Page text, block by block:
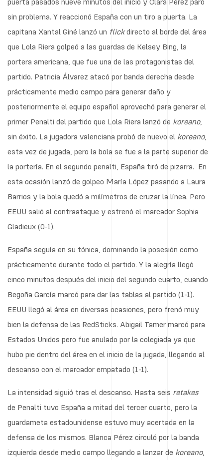
sin problema. Y reaccionó España con un tiro a puerta. La
capitana Xantal Giné lanzó un flickdirecto al borde del área
que Lola Riera golpeó a las guardas de Kelsey Bing, la
portera americana, que fue una de las protagonistas del
partido. Patricia Álvarez atacó por banda derecha desde
prácticamente medio campo para generar daño y
posteriormente el equipo español aprovechó para generar el
primer Penalti del partido que Lola Riera lanzó de koreano,
sin éxito. La jugadora valenciana probó de nuevo el koreano,
esta vez de jugada, pero la bola se fue a la parte superior de
la portería. En el segundo penalti, España tiró de pizarra. En
esta ocasión lanzó de golpeo María López pasando a Laura
Barrios y la bola quedó a milímetros de cruzar la línea. Pero
EEUU salió al contraataque y estrenó el marcador Sophia
Gladieux (0-1).
España seguía en su tónica, dominando la posesión como
prácticamente durante todo el partido. Y la alegría llegó
cinco minutos después del inicio del segundo cuarto, cuando
Begoña García marcó para dar las tablas al partido (1-1).
EEUU llegó al área en diversas ocasiones, pero frenó muy
bien la defensa de las RedSticks. Abigail Tamer marcó para
Estados Unidos pero fue anulado por la colegiada ya que
hubo pie dentro del área en el inicio de la jugada, llegando al
descanso con el marcador empatado (1-1).
La intensidad siguió tras el descanso. Hasta seis retakes
de Penalti tuvo España a mitad del tercer cuarto, pero la
guardameta estadounidense estuvo muy acertada en la
defensa de los mismos. Blanca Pérez circuló por la banda
izquierda desde medio campo llegando a lanzar de koreano,